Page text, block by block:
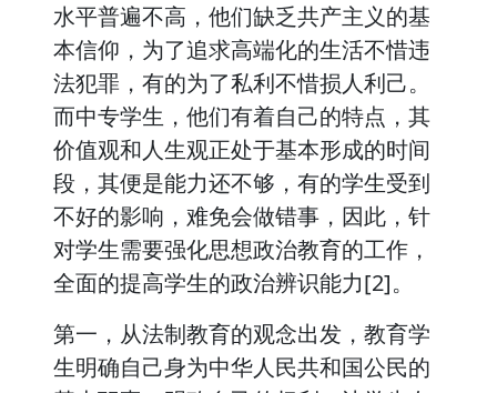
水平普遍不高，他们缺乏共产主义的基
本信仰，为了追求高端化的生活不惜违
法犯罪，有的为了私利不惜损人利己。
而中专学生，他们有着自己的特点，其
价值观和人生观正处于基本形成的时间
段，其便是能力还不够，有的学生受到
不好的影响，难免会做错事，因此，针
对学生需要强化思想政治教育的工作，
全面的提高学生的政治辨识能力[2]。
第一，从法制教育的观念出发，教育学
生明确自己身为中华人民共和国公民的